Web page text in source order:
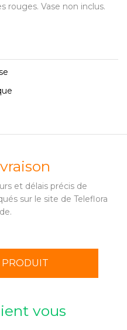
rouges. Vase non inclus.
et délais précis de
sur le site de Teleflora
PRODUIT
vous